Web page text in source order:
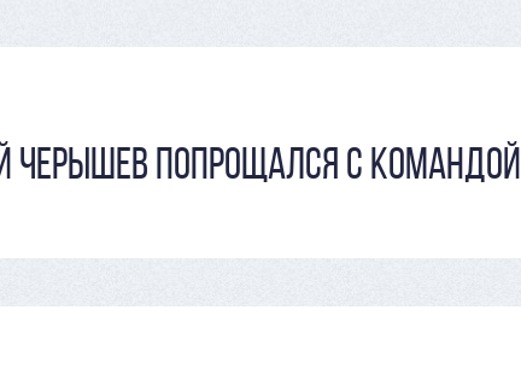
ЧЕРЫШЕВ ПОПРОЩАЛСЯ С КОМАНДОЙ